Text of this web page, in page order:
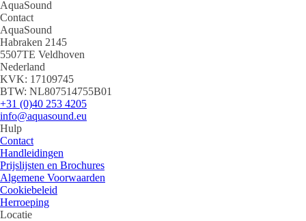
AquaSound
Contact
AquaSound
Habraken 2145
5507TE Veldhoven
Nederland
KVK: 17109745
BTW: NL807514755B01
+31 (0)40 253 4205
info@aquasound.eu
Hulp
Contact
Handleidingen
Prijslijsten en Brochures
Algemene Voorwaarden
Cookiebeleid
Herroeping
Locatie